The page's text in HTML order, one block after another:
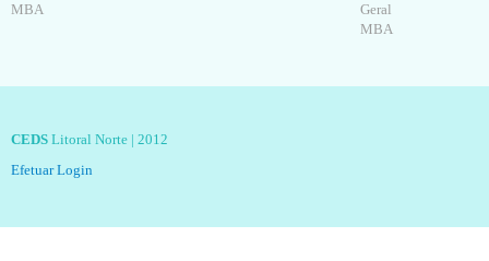
MBA
Geral
MBA
CEDS Litoral Norte | 2012
Efetuar Login